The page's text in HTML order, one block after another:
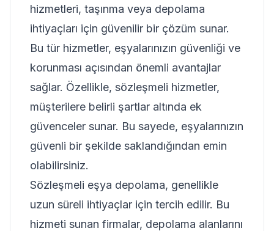
hizmetleri, taşınma veya depolama
ihtiyaçları için güvenilir bir çözüm sunar.
Bu tür hizmetler, eşyalarınızın güvenliği ve
korunması açısından önemli avantajlar
sağlar. Özellikle, sözleşmeli hizmetler,
müşterilere belirli şartlar altında ek
güvenceler sunar. Bu sayede, eşyalarınızın
güvenli bir şekilde saklandığından emin
olabilirsiniz.
Sözleşmeli eşya depolama, genellikle
uzun süreli ihtiyaçlar için tercih edilir. Bu
hizmeti sunan firmalar, depolama alanlarını